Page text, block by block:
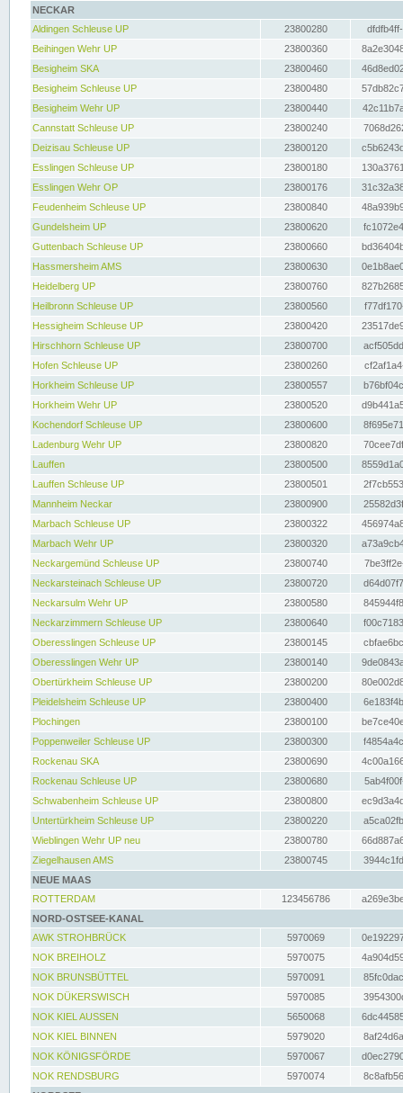
NECKAR
Aldingen Schleuse UP
23800280
Beihingen Wehr UP
23800360
Besigheim SKA
23800460
Besigheim Schleuse UP
23800480
Besigheim Wehr UP
23800440
Cannstatt Schleuse UP
23800240
Deizisau Schleuse UP
23800120
Esslingen Schleuse UP
23800180
Esslingen Wehr OP
23800176
Feudenheim Schleuse UP
23800840
Gundelsheim UP
23800620
Guttenbach Schleuse UP
23800660
Hassmersheim AMS
23800630
Heidelberg UP
23800760
Heilbronn Schleuse UP
23800560
Hessigheim Schleuse UP
23800420
Hirschhorn Schleuse UP
23800700
Hofen Schleuse UP
23800260
Horkheim Schleuse UP
23800557
Horkheim Wehr UP
23800520
Kochendorf Schleuse UP
23800600
Ladenburg Wehr UP
23800820
Lauffen
23800500
Lauffen Schleuse UP
23800501
Mannheim Neckar
23800900
Marbach Schleuse UP
23800322
Marbach Wehr UP
23800320
Neckargemünd Schleuse UP
23800740
Neckarsteinach Schleuse UP
23800720
Neckarsulm Wehr UP
23800580
Neckarzimmern Schleuse UP
23800640
Oberesslingen Schleuse UP
23800145
Oberesslingen Wehr UP
23800140
Obertürkheim Schleuse UP
23800200
Pleidelsheim Schleuse UP
23800400
Plochingen
23800100
Poppenweiler Schleuse UP
23800300
Rockenau SKA
23800690
Rockenau Schleuse UP
23800680
Schwabenheim Schleuse UP
23800800
Untertürkheim Schleuse UP
23800220
Wieblingen Wehr UP neu
23800780
Ziegelhausen AMS
23800745
NEUE MAAS
ROTTERDAM
123456786
NORD-OSTSEE-KANAL
AWK STROHBRÜCK
5970069
NOK BREIHOLZ
5970075
NOK BRUNSBÜTTEL
5970091
NOK DÜKERSWISCH
5970085
NOK KIEL AUSSEN
5650068
NOK KIEL BINNEN
5979020
NOK KÖNIGSFÖRDE
5970067
NOK RENDSBURG
5970074